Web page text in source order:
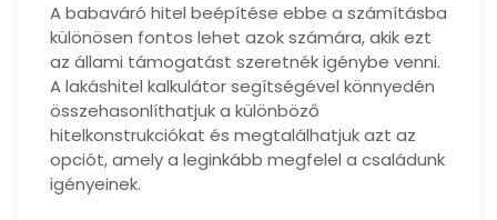
A babaváró hitel beépítése ebbe a számításba
különösen fontos lehet azok számára, akik ezt
az állami támogatást szeretnék igénybe venni.
A lakáshitel kalkulátor segítségével könnyedén
összehasonlíthatjuk a különböző
hitelkonstrukciókat és megtalálhatjuk azt az
opciót, amely a leginkább megfelel a családunk
igényeinek.